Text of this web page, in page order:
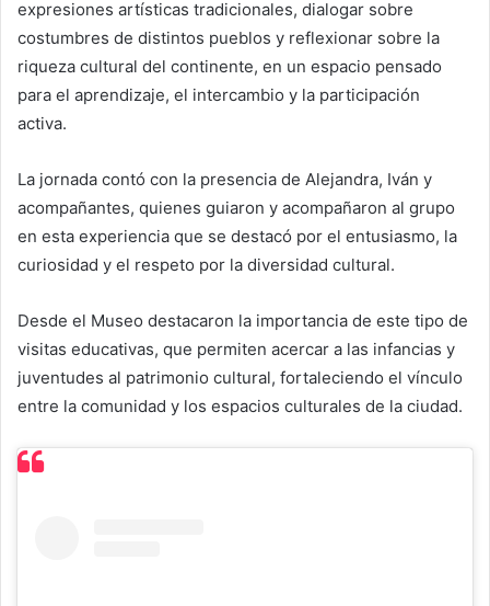
expresiones artísticas tradicionales, dialogar sobre
costumbres de distintos pueblos y reflexionar sobre la
riqueza cultural del continente, en un espacio pensado
para el aprendizaje, el intercambio y la participación
activa.
La jornada contó con la presencia de Alejandra, Iván y
acompañantes, quienes guiaron y acompañaron al grupo
en esta experiencia que se destacó por el entusiasmo, la
curiosidad y el respeto por la diversidad cultural.
Desde el Museo destacaron la importancia de este tipo de
visitas educativas, que permiten acercar a las infancias y
juventudes al patrimonio cultural, fortaleciendo el vínculo
entre la comunidad y los espacios culturales de la ciudad.